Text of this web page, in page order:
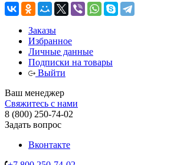
Заказы
Избранное
Личные данные
Подписки на товары
Выйти
Ваш менеджер
Свяжитесь с нами
8 (800) 250-74-02
Задать вопрос
Вконтакте